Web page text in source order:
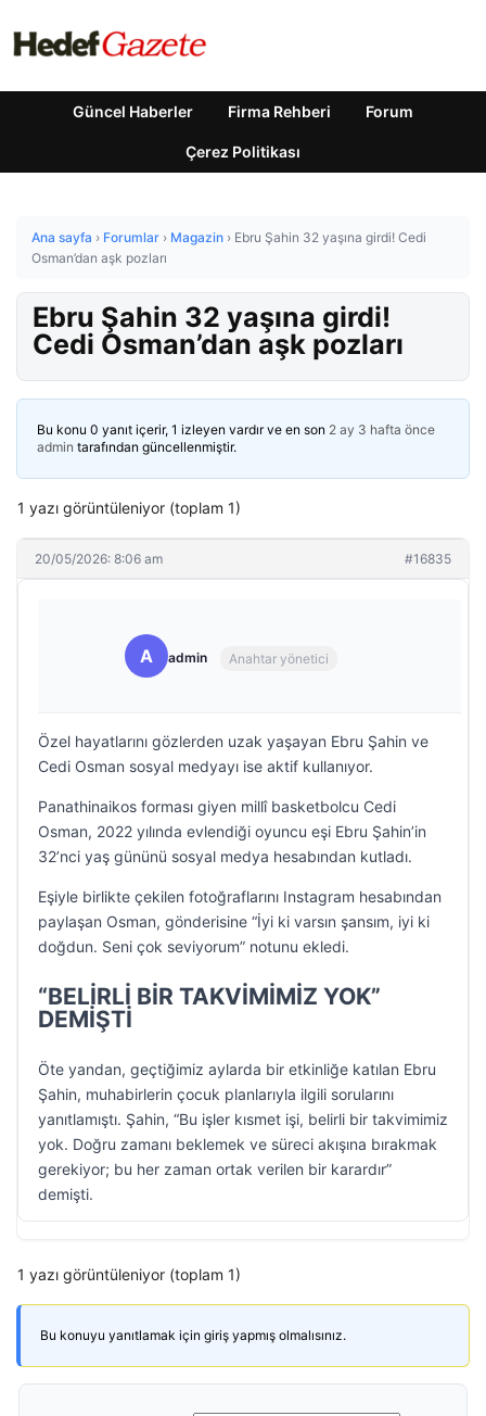
Güncel Haberler Firma Rehberi Forum
Çerez Politikası
Ana sayfa › Forumlar › Magazin › Ebru Şahin 32 yaşına girdi! Cedi
Osman’dan aşk pozları
Ebru Şahin 32 yaşına girdi!
Cedi Osman’dan aşk pozları
Bu konu 0 yanıt içerir, 1 izleyen vardır ve en son 2 ay 3 hafta önce
admin tarafından güncellenmiştir.
1 yazı görüntüleniyor (toplam 1)
20/05/2026: 8:06 am #16835
A admin Anahtar yönetici
Özel hayatlarını gözlerden uzak yaşayan Ebru Şahin ve
Cedi Osman sosyal medyayı ise aktif kullanıyor.
Panathinaikos forması giyen millî basketbolcu Cedi
Osman, 2022 yılında evlendiği oyuncu eşi Ebru Şahin’in
32’nci yaş gününü sosyal medya hesabından kutladı.
Eşiyle birlikte çekilen fotoğraflarını Instagram hesabından
paylaşan Osman, gönderisine “İyi ki varsın şansım, iyi ki
doğdun. Seni çok seviyorum” notunu ekledi.
“BELİRLİ BİR TAKVİMİMİZ YOK”
DEMİŞTİ
Öte yandan, geçtiğimiz aylarda bir etkinliğe katılan Ebru
Şahin, muhabirlerin çocuk planlarıyla ilgili sorularını
yanıtlamıştı. Şahin, “Bu işler kısmet işi, belirli bir takvimimiz
yok. Doğru zamanı beklemek ve süreci akışına bırakmak
gerekiyor; bu her zaman ortak verilen bir karardır”
demişti.
1 yazı görüntüleniyor (toplam 1)
Bu konuyu yanıtlamak için giriş yapmış olmalısınız.